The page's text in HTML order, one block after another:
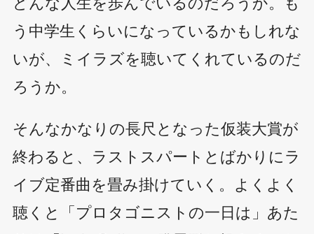
う中学生くらいになっているかもしれな
いが、ミイラズを聴いてくれているのだ
ろうか。
そんなかなりの長尺となった仮装大賞が
終わると、ラストスパートとばかりにラ
イブ定番曲を畳み掛けていく。よくよく
聴くと「プロタゴニストの一日は」あた